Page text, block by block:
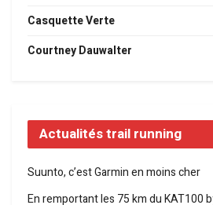
Casquette Verte
Courtney Dauwalter
Actualités trail running
Suunto, c’est Garmin en moins cher
En remportant les 75 km du KAT100